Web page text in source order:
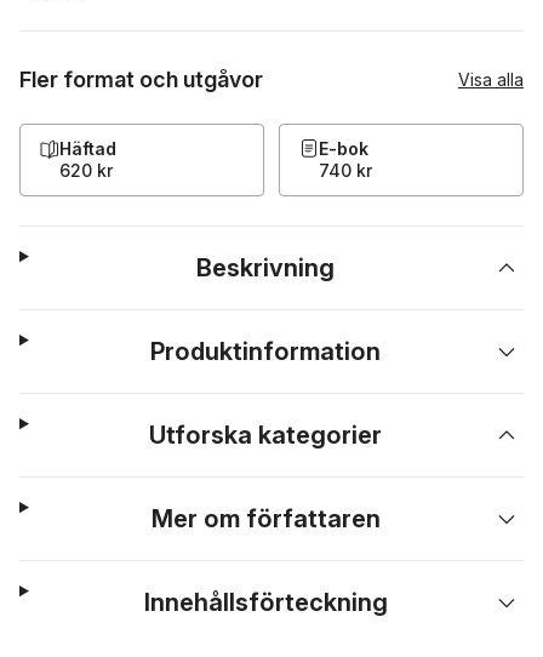
Fler format och utgåvor Visa alla
Häftad
620 kr
E-bok
740 kr
Beskrivning
Produktinformation
Utforska kategorier
Mer om författaren
Innehållsförteckning